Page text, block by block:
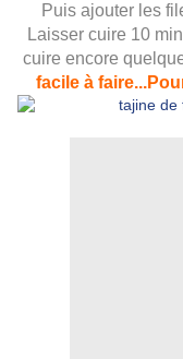
Puis ajouter les
Laisser cuire 10
cuire encore
facile à